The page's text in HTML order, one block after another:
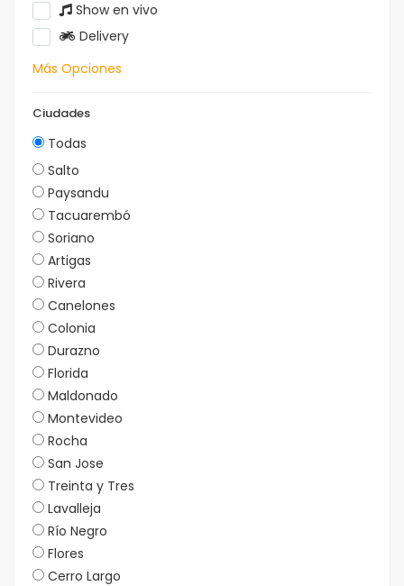
Show en vivo
Delivery
Más Opciones
Ciudades
Todas
Salto
Paysandu
Tacuarembó
Soriano
Artigas
Rivera
Canelones
Colonia
Durazno
Florida
Maldonado
Montevideo
Rocha
San Jose
Treinta y Tres
Lavalleja
Río Negro
Flores
Cerro Largo